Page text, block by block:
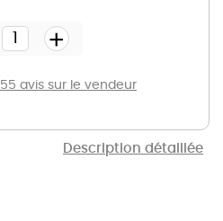
Description détaillée
155 avis sur le vendeur
+